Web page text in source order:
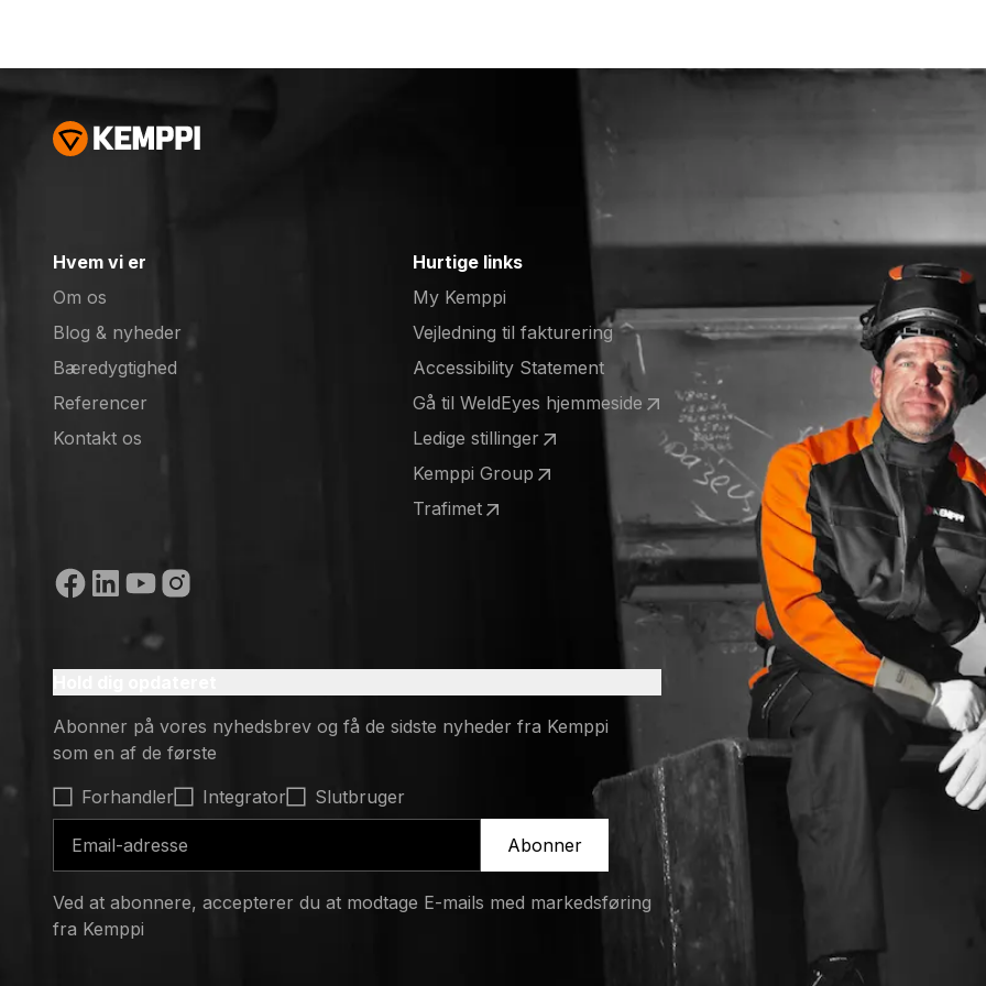
komfortpolstring.
komfortpolstring.
Hvem vi er
Om os
Blog & nyheder
Bæredygtighed
Referencer
Kontakt os
Hurtige links
My Kemppi
Vejledning til fakturering
Accessibility Statement
Gå til WeldEyes hjemmeside
(opens in a new tab)
Ledige stillinger
(opens in a new tab)
Kemppi Group
(opens in a new tab)
Trafimet
Sociale medier
Abonner på vores nyhedsbrev og få de sidste nyheder fra Kemppi
som en af de første
Select contact type
Forhandler Integrator
Slutbruger
Abonner
Ved at abonnere, accepterer du at modtage E-mails med markedsføring
fra Kemppi